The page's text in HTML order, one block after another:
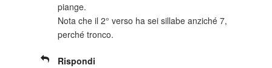
piange.
Nota che il 2° verso ha sei sillabe anziché 7,
perché tronco.
Rispondi